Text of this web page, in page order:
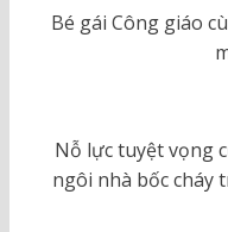
Bé gái Công giáo
Nỗ lực tuyệt vọng
ngôi nhà bốc cháy